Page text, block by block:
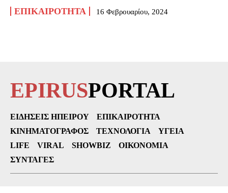
ΕΠΙΚΑΙΡΌΤΗΤΑ 16 Φεβρουαρίου, 2024
EPIRUSPORTAL
ΕΙΔΉΣΕΙΣ ΗΠΕΊΡΟΥ
ΕΠΙΚΑΙΡΌΤΗΤΑ
ΚΙΝΗΜΑΤΟΓΡΆΦΟΣ
ΤΕΧΝΟΛΟΓΊΑ
ΥΓΕΊΑ
LIFE
VIRAL SHOWBIZ
ΟΙΚΟΝΟΜΊΑ
ΣΥΝΤΑΓΈΣ